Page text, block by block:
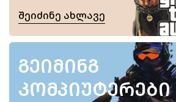
Შეიძინე Ახლავე
ᲒᲔᲘᲛᲘᲜᲒ
ᲙᲝᲛᲞᲘᲣᲢᲔᲠᲔᲑᲘ